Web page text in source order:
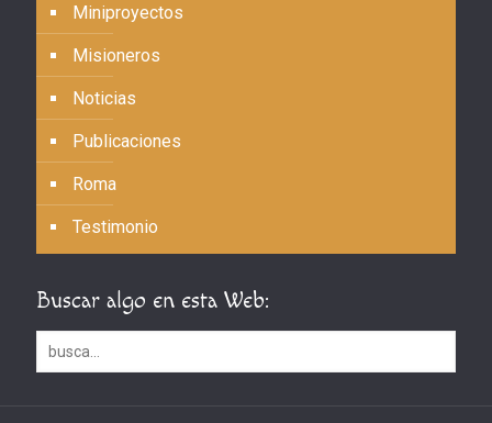
Miniproyectos
Misioneros
Noticias
Publicaciones
Roma
Testimonio
Buscar algo en esta Web: